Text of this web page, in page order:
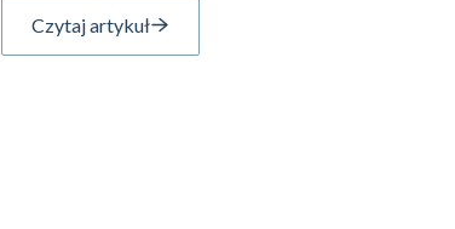
Czytaj artykuł